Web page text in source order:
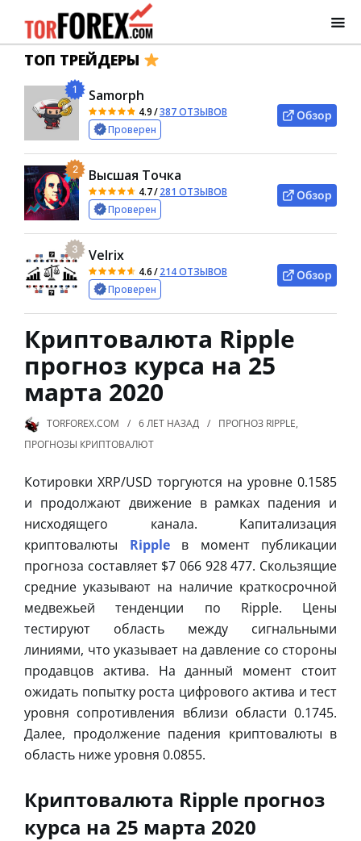
ТОП ТРЕЙДЕРЫ
1 Samorph
4.9/387 ОТЗЫВОВ
Проверен
Обзор
2 Высшая Точка
4.7/281 ОТЗЫВОВ
Проверен
Обзор
3 Velrix
4.6/214 ОТЗЫВОВ
Проверен
Обзор
Криптовалюта Ripple
прогноз курса на 25
марта 2020
TORFOREX.COM 6 ЛЕТ НАЗАД ПРОГНОЗ RIPPLE,
ПРОГНОЗЫ КРИПТОВАЛЮТ
Котировки XRP/USD торгуются на уровне 0.1585
и продолжают движение в рамках падения и
нисходящего канала. Капитализация
криптовалюты Rippleв момент публикации
прогноза составляет $7 066 928 477. Скользящие
средние указывают на наличие краткосрочной
медвежьей тенденции по Ripple. Цены
тестируют область между сигнальными
линиями, что указывает на давление со стороны
продавцов актива. На данный момент стоит
ожидать попытку роста цифрового актива и тест
уровня сопротивления вблизи области 0.1745.
Далее, продолжение падения криптовалюты в
область ниже уровня 0.0855.
Криптовалюта Ripple прогноз
курса на 25 марта 2020